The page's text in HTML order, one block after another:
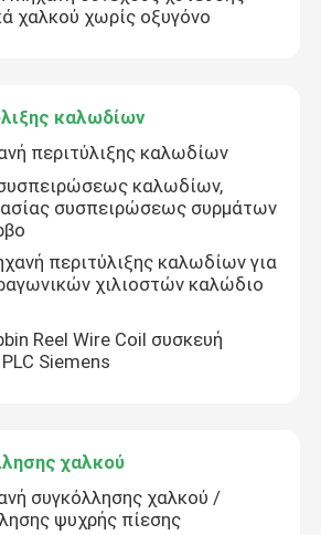
χαλκού
τη μηχανή
χαλκού
χαλκού
καλωδίων
χαλκού χωρίς οξυγόνο
καλωδίων
περιτύλιξης καλωδίων
καλωδίων,
συσπειρώσεως συρμάτων
περιτύλιξης καλωδίων για
χιλιοστών καλώδιο
Reel Wire Coil συσκευή
Siemens
χαλκού
συγκόλλησης χαλκού /
ψυχρής πίεσης